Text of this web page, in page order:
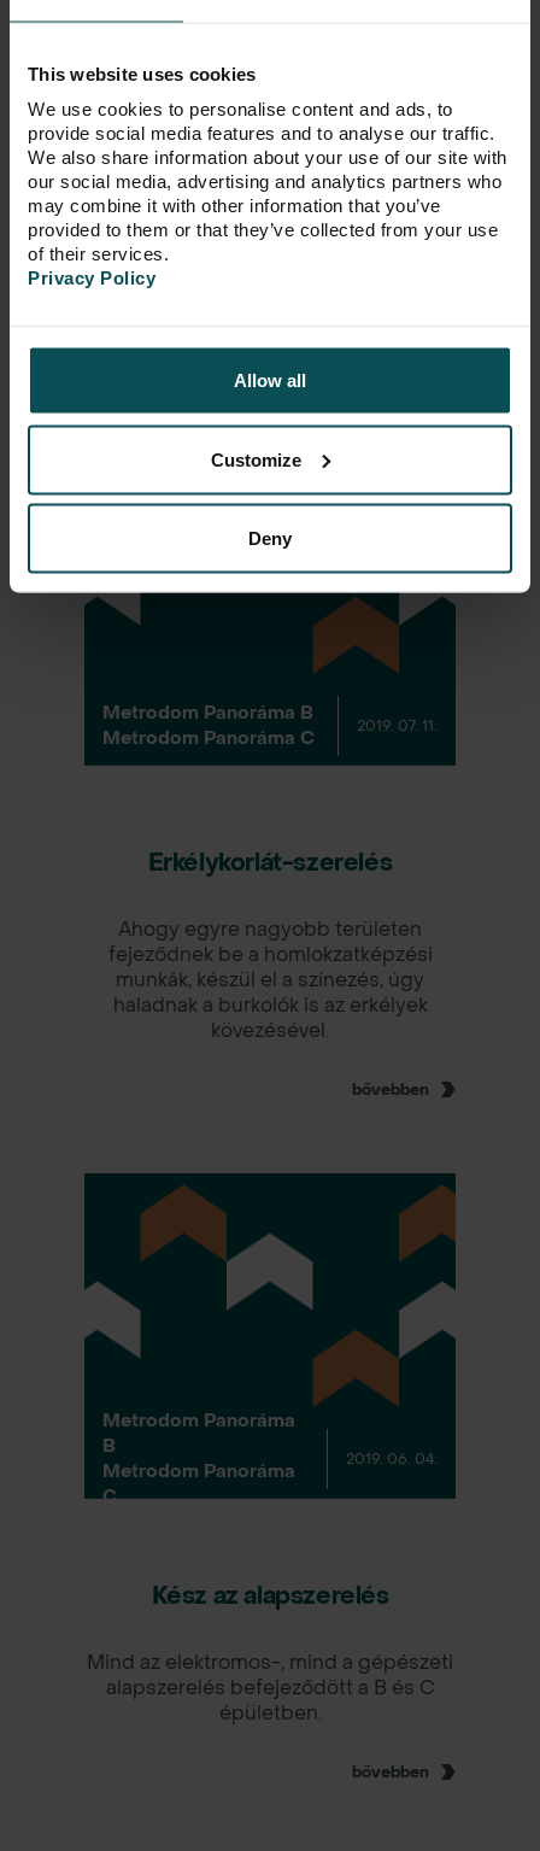
This website uses cookies
We use cookies to personalise content and ads, to
provide social media features and to analyse our traffic.
We also share information about your use of our site with
our social media, advertising and analytics partners who
may combine it with other information that you’ve
provided to them or that they’ve collected from your use
of their services.
Privacy Policy
Allow all
Customize
Deny
Metrodom Panoráma B
Kezdődnek az átadások
A B és C épület első emeletén a mai
napon párhuzamosan kezdődtek meg
Metrodom Panoráma B
Metrodom Panoráma C
2019. 07. 11.
Erkélykorlát-szerelés
Ahogy egyre nagyobb területen
fejeződnek be a homlokzatképzési
munkák, készül el a színezés, úgy
haladnak a burkolók is az erkélyek
kövezésével.
bővebben
Metrodom Panoráma
B
Metrodom Panoráma
C
2019. 06. 04.
Kész az alapszerelés
Mind az elektromos-, mind a gépészeti
alapszerelés befejeződött a B és C
épületben.
bővebben